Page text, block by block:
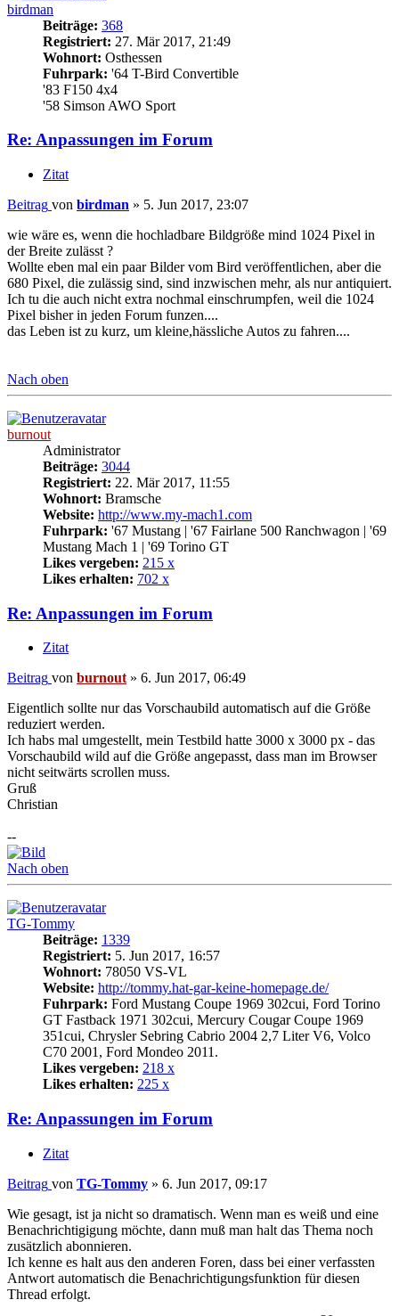
birdman
Beiträge: 368
Registriert: 27. Mär 2017, 21:49
Wohnort: Osthessen
Fuhrpark: '64 T-Bird Convertible
'83 F150 4x4
'58 Simson AWO Sport
Re: Anpassungen im Forum
Zitat
Beitrag von birdman » 5. Jun 2017, 23:07
wie wäre es, wenn die hochladbare Bildgröße mind 1024 Pixel in
der Breite zulässt ?
Wollte eben mal ein paar Bilder vom Bird veröffentlichen, aber die
680 Pixel, die zulässig sind, sind inzwischen mehr, als nur antiquiert.
Ich tu die auch nicht extra nochmal einschrumpfen, weil die 1024
Pixel bisher in jeden Forum funzen....
das Leben ist zu kurz, um kleine,hässliche Autos zu fahren....
Nach oben
burnout
Administrator
Beiträge: 3044
Registriert: 22. Mär 2017, 11:55
Wohnort: Bramsche
Website: http://www.my-mach1.com
Fuhrpark: '67 Mustang | '67 Fairlane 500 Ranchwagon | '69
Mustang Mach 1 | '69 Torino GT
Likes vergeben: 215 x
Likes erhalten: 702 x
Re: Anpassungen im Forum
Zitat
Beitrag von burnout» 6. Jun 2017, 06:49
Eigentlich sollte nur das Vorschaubild automatisch auf die Größe
reduziert werden.
Ich habs mal umgestellt, mein Testbild hatte 3000 x 3000 px - das
Vorschaubild wild auf die Größe angepasst, dass man im Browser
nicht seitwärts scrollen muss.
Gruß
Christian
--
Nach oben
TG-Tommy
Beiträge: 1339
Registriert: 5. Jun 2017, 16:57
Wohnort: 78050 VS-VL
Website: http://tommy.hat-gar-keine-homepage.de/
Fuhrpark: Ford Mustang Coupe 1969 302cui, Ford Torino
GT Fastback 1971 302cui, Mercury Cougar Coupe 1969
351cui, Chrysler Sebring Cabrio 2004 2,7 Liter V6, Volco
C70 2001, Ford Mondeo 2011.
Likes vergeben: 218 x
Likes erhalten: 225 x
Re: Anpassungen im Forum
Zitat
Beitrag von TG-Tommy » 6. Jun 2017, 09:17
Wie gesagt, ist ja nicht so dramatisch. Wenn man es weiß und eine
Benachrichtigigung möchte, dann muß man halt das Thema noch
zusätzlich abonnieren.
Ich kenne es halt aus den anderen Foren, dass bei einer verfassten
Antwort automatisch die Benachrichtigungsfunktion für diesen
Thread erfolgt.